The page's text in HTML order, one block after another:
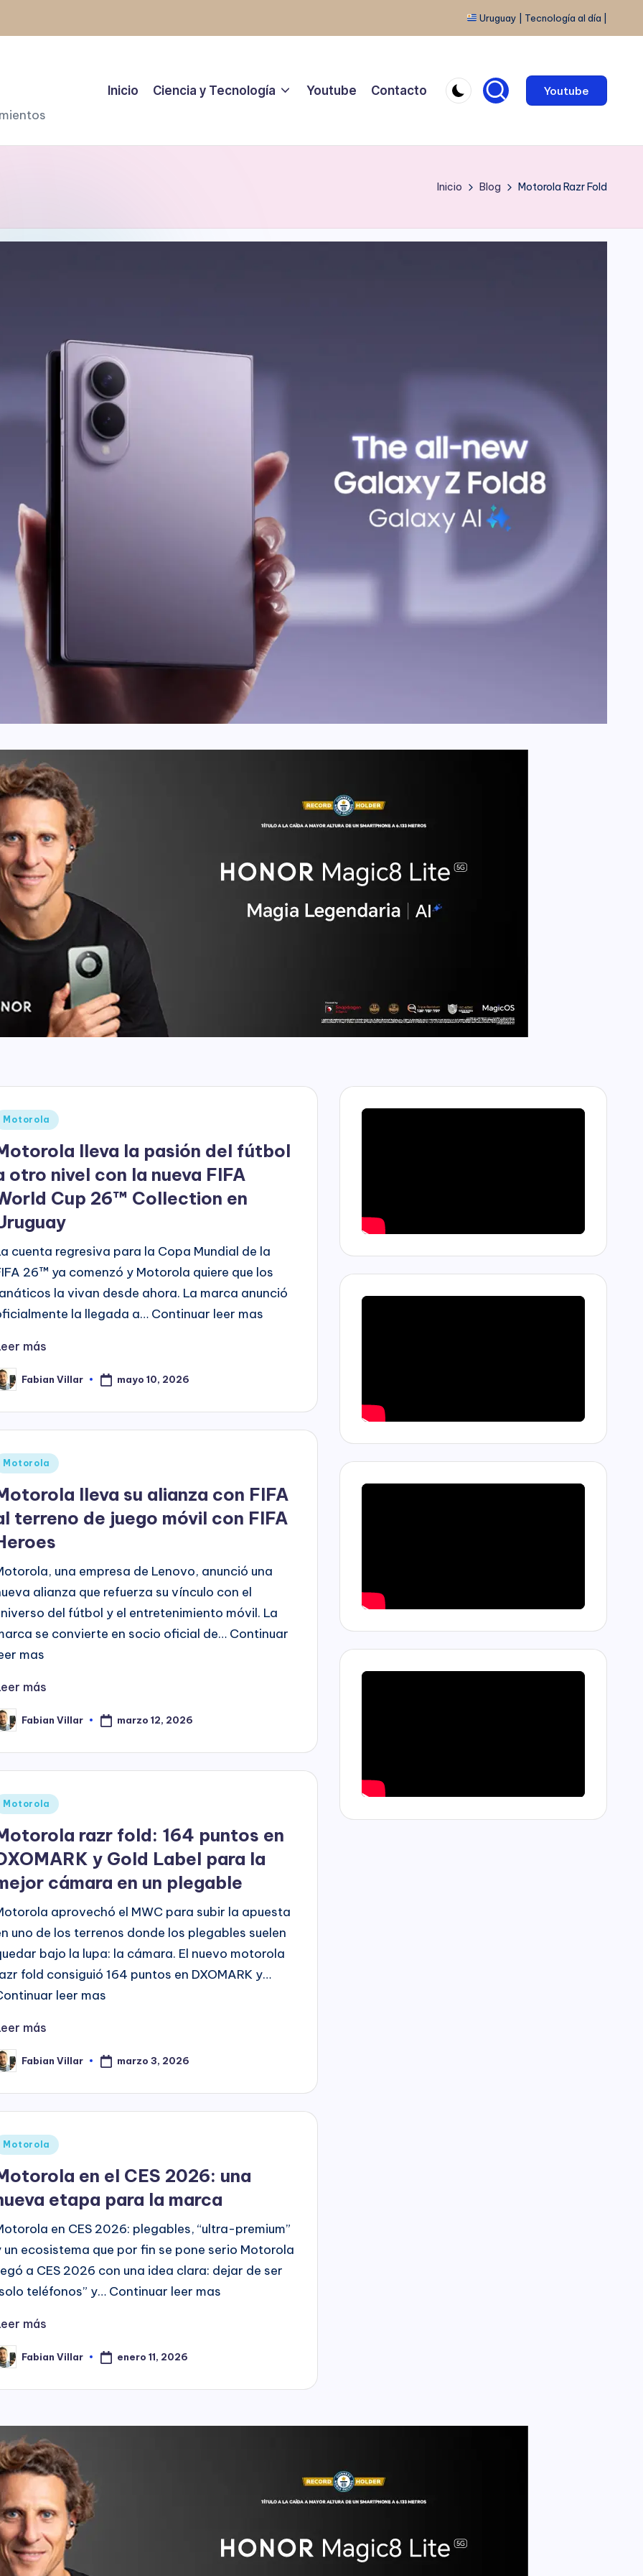
Uruguay | Tecnología al día |
Inicio Ciencia y Tecnología Youtube Contacto Youtube
Inicio Blog Motorola Razr Fold
Motorola
lleva la pasión del fútbol
otro nivel con la nueva FIFA
Cup 26™ Collection en
cuenta regresiva para la Copa Mundial de la
26™ ya comenzó y Motorola quiere que los
la vivan desde ahora. La marca anunció
la llegada a… Continuar leer mas
más
Fabian Villar mayo 10, 2026
Motorola
lleva su alianza con FIFA
terreno de juego móvil con FIFA
una empresa de Lenovo, anunció una
alianza que refuerza su vínculo con el
del fútbol y el entretenimiento móvil. La
se convierte en socio oficial de… Continuar
mas
más
Fabian Villar marzo 12, 2026
Motorola
razr fold: 164 puntos en
y Gold Label para la
cámara en un plegable
aprovechó el MWC para subir la apuesta
uno de los terrenos donde los plegables suelen
bajo la lupa: la cámara. El nuevo motorola
fold consiguió 164 puntos en DXOMARK y…
leer mas
más
Fabian Villar marzo 3, 2026
Motorola
en el CES 2026: una
etapa para la marca
en CES 2026: plegables, “ultra-premium”
un ecosistema que por fin se pone serio Motorola
a CES 2026 con una idea clara: dejar de ser
teléfonos” y… Continuar leer mas
más
Fabian Villar enero 11, 2026